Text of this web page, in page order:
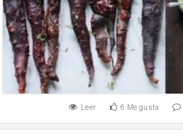
Leer 6 Me gusta